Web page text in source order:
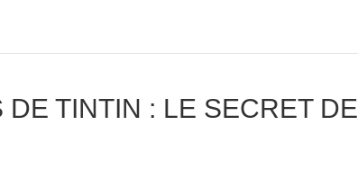
DE TINTIN : LE SECRET DE